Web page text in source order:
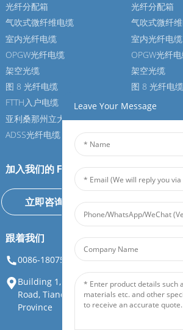
光纤分配箱
气吹式微纤维电缆
室内光纤电缆
OPGW光纤电缆
架空光缆
图 8 光纤电缆
FTTH入户电缆
亚利桑那州立大学光纤电缆
ADSS光纤电缆
光纤分配箱
气吹式微纤
室内光纤电缆
OPGW光纤
架空光缆
图 8 光纤电缆
FTTH入户电缆
亚利桑那州
ADSS光纤电
加入我们的 Feiboer
立即咨询
跟着我们
0086-18075108880
Building 1, Zhongjianbaobao Mansion,
Road, Tianding Street, Yuelu District,
Province
Leave Your Message